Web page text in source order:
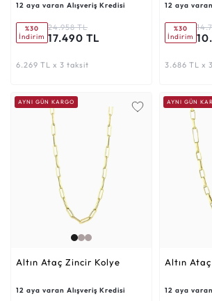
12 aya varan Alışveriş Kredisi
%30
İndirim
24.958 TL
17.490 TL
6.269 TL x 3 taksit
12 aya
%30
İndirim
3.686 TL x
AYNI GÜN KARGO
Altın Ataç Zincir Kolye
12 aya varan Alışveriş Kredisi
AYNI GÜN
Altın
12 aya